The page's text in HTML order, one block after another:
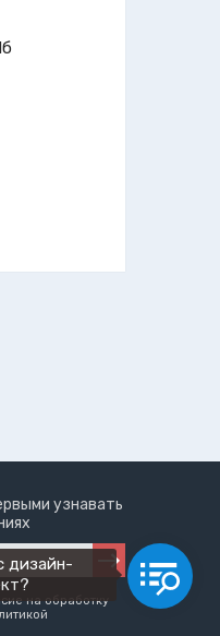
узнавать
на обработку
дизайн-